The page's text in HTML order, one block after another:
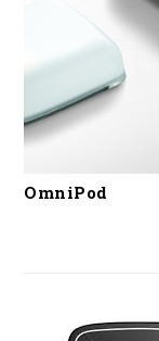
OmniPod